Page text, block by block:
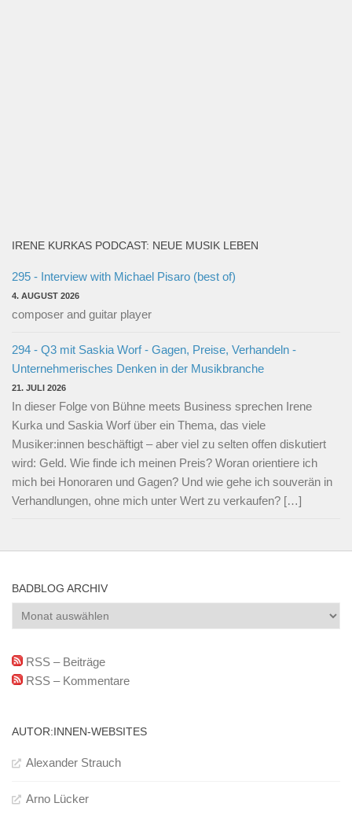
IRENE KURKAS PODCAST: NEUE MUSIK LEBEN
295 - Interview with Michael Pisaro (best of)
4. AUGUST 2026
composer and guitar player
294 - Q3 mit Saskia Worf - Gagen, Preise, Verhandeln -
Unternehmerisches Denken in der Musikbranche
21. JULI 2026
In dieser Folge von Bühne meets Business sprechen Irene
Kurka und Saskia Worf über ein Thema, das viele
Musiker:innen beschäftigt – aber viel zu selten offen diskutiert
wird: Geld. Wie finde ich meinen Preis? Woran orientiere ich
mich bei Honoraren und Gagen? Und wie gehe ich souverän in
Verhandlungen, ohne mich unter Wert zu verkaufen? […]
BADBLOG ARCHIV
BadBlog
Archiv
RSS – Beiträge
RSS – Kommentare
AUTOR:INNEN-WEBSITES
Alexander Strauch
Arno Lücker